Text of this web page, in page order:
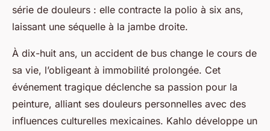
série de douleurs : elle contracte la polio à six ans,
laissant une séquelle à la jambe droite.
À dix-huit ans, un accident de bus change le cours de
sa vie, l’obligeant à immobilité prolongée. Cet
événement tragique déclenche sa passion pour la
peinture, alliant ses douleurs personnelles avec des
influences culturelles mexicaines. Kahlo développe un